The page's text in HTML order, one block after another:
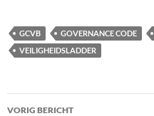
GCVB GOVERNANCE CODE
VEILIGHEIDSLADDER
Bericht
VORIG BERICHT